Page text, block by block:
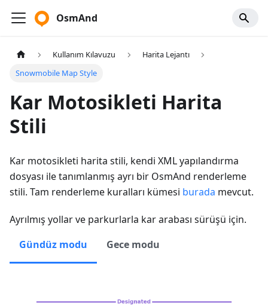
OsmAnd
Kullanım Kılavuzu
Harita Lejantı
Snowmobile Map Style
Kar Motosikleti Harita
Stili
Kar motosikleti harita stili, kendi XML yapılandırma
dosyası ile tanımlanmış ayrı bir OsmAnd renderleme
stili. Tam renderleme kuralları kümesi burada mevcut.
Ayrılmış yollar ve parkurlarla kar arabası sürüşü için.
Gündüz modu
Gece modu